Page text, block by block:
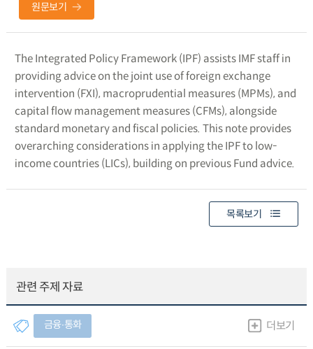
원문보기
The Integrated Policy Framework (IPF) assists IMF staff in
providing advice on the joint use of foreign exchange
intervention (FXI), macroprudential measures (MPMs), and
capital flow management measures (CFMs), alongside
standard monetary and fiscal policies. This note provides
overarching considerations in applying the IPF to low-
income countries (LICs), building on previous Fund advice.
목록보기
관련 주제 자료
금융∙통화 더보기